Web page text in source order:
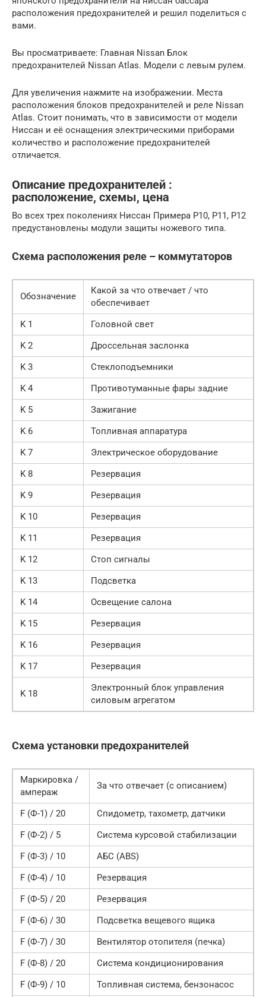
расположения предохранителей и решил поделиться с
вами.
Вы просматриваете: Главная Nissan Блок
предохранителей Nissan Atlas. Модели с левым рулем.
Для увеличения нажмите на изображении. Места
расположения блоков предохранителей и реле Nissan
Atlas. Стоит понимать, что в зависимости от модели
Ниссан и её оснащения электрическими приборами
количество и расположение предохранителей
отличается.
Описание предохранителей :
расположение, схемы, цена
Во всех трех поколениях Ниссан Примера Р10, Р11, Р12
предустановлены модули защиты ножевого типа.
Схема расположения реле – коммутаторов
Обозначение
Какой за что отвечает / что
обеспечивает
K 1
Головной свет
K 2
Дроссельная заслонка
K 3
Стеклоподъемники
K 4
Противотуманные фары задние
K 5
Зажигание
K 6
Топливная аппаратура
K 7
Электрическое оборудование
K 8
Резервация
K 9
Резервация
K 10
Резервация
K 11
Резервация
K 12
Стоп сигналы
K 13
Подсветка
K 14
Освещение салона
K 15
Резервация
K 16
Резервация
K 17
Резервация
K 18
Электронный блок управления
силовым агрегатом
Схема установки предохранителей
Маркировка /
ампераж
За что отвечает (с описанием)
F (Ф-1) / 20
Спидометр, тахометр, датчики
F (Ф-2) / 5
Система курсовой стабилизации
F (Ф-3) / 10
АБС (ABS)
F (Ф-4) / 10
Резервация
F (Ф-5) / 20
Резервация
F (Ф-6) / 30
Подсветка вещевого ящика
F (Ф-7) / 30
Вентилятор отопителя (печка)
F (Ф-8) / 20
Система кондиционирования
F (Ф-9) / 10
Топливная система, бензонасос